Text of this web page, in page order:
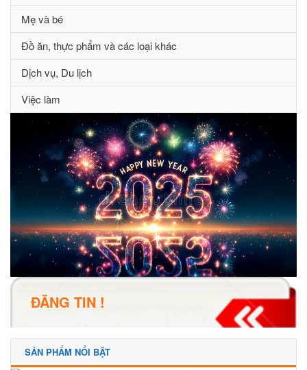
Mẹ và bé
Đồ ăn, thực phẩm và các loại khác
Dịch vụ, Du lịch
Việc làm
ĐĂNG TIN !
SẢN PHẨM NỔI BẬT